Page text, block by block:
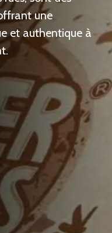
une
et authentique à